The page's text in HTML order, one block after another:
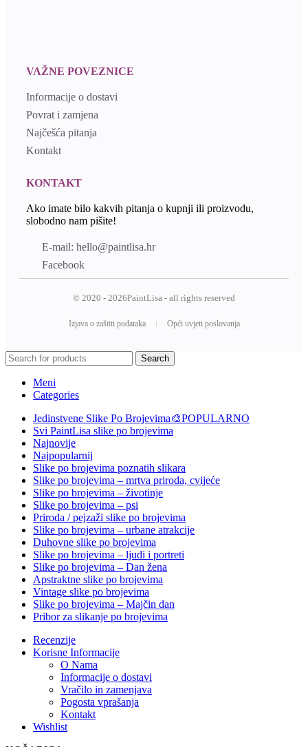
VAŽNE POVEZNICE
Informacije o dostavi
Povrat i zamjena
Najčešća pitanja
Kontakt
KONTAKT
Ako imate bilo kakvih pitanja o kupnji ili proizvodu,
slobodno nam pišite!
E-mail: hello@paintlisa.hr
Facebook
© 2020 - 2026PaintLisa - all rights reserved
Izjava o zaštiti podataka Opći uvjeti poslovanja
Search
Meni
Categories
Jedinstvene Slike Po Brojevima🎨POPULARNO
Svi PaintLisa slike po brojevima
Najnovije
Najpopularnij
Slike po brojevima poznatih slikara
Slike po brojevima – mrtva priroda, cvijeće
Slike po brojevima – životinje
Slike po brojevima – psi
Priroda / pejzaži slike po brojevima
Slike po brojevima – urbane atrakcije
Duhovne slike po brojevima
Slike po brojevima – ljudi i portreti
Slike po brojevima – Dan žena
Apstraktne slike po brojevima
Vintage slike po brojevima
Slike po brojevima – Majčin dan
Pribor za slikanje po brojevima
Recenzije
Korisne Informacije
O Nama
Informacije o dostavi
Vračilo in zamenjava
Pogosta vprašanja
Kontakt
Wishlist